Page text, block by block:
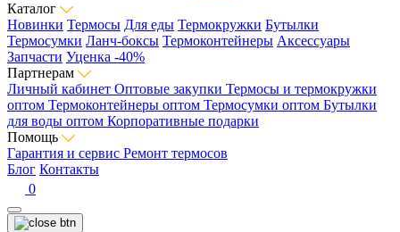
Каталог
Новинки Термосы Для еды Термокружки Бутылки
Термосумки Ланч-боксы Термоконтейнеры Аксессуары
Запчасти Уценка -40%
Партнерам
Личный кабинет Оптовые закупки Термосы и термокружки
оптом Термоконтейнеры оптом Термосумки оптом Бутылки
для воды оптом Корпоративные подарки
Помощь
Гарантия и сервис Ремонт термосов
Блог Контакты
0